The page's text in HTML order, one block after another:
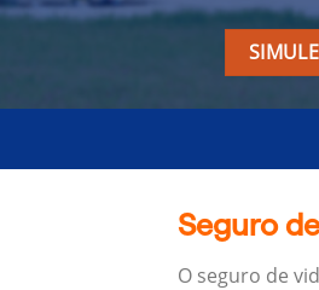
Seguro
O seguro de